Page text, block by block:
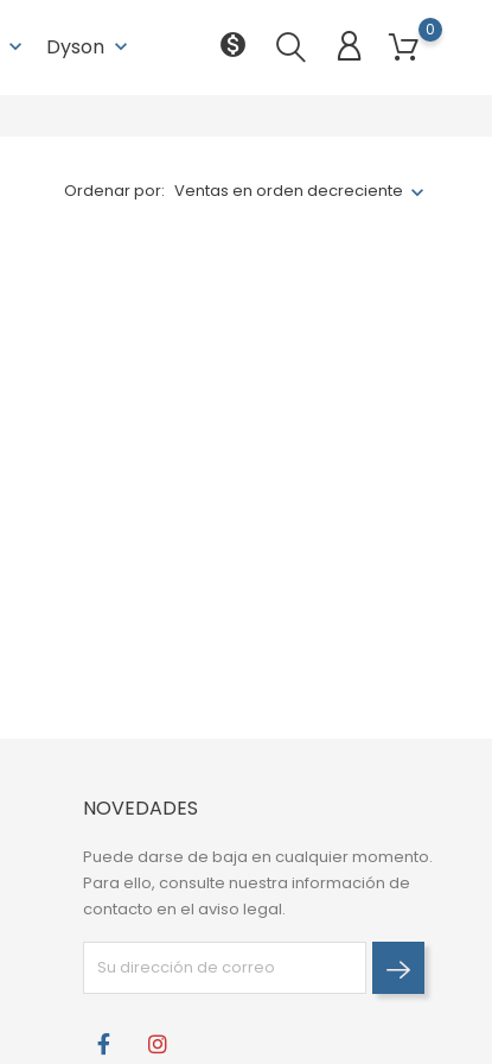
keyboard_arrow_down Dyson keyboard_arrow_down
0
monetization_on
Ordenar por: Ventas en orden decreciente
NOVEDADES
Puede darse de baja en cualquier momento.
Para ello, consulte nuestra información de
contacto en el aviso legal.